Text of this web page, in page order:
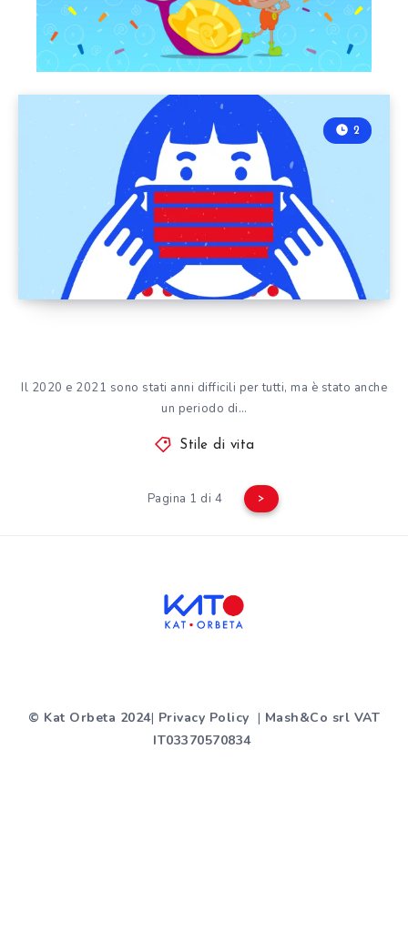
2
Il 2020 e 2021 sono stati anni difficili per tutti, ma è stato anche
un periodo di…
Stile di vita
Pagina 1 di 4 >
© Kat Orbeta 2024| Privacy Policy | Mash&Co srl VAT
IT03370570834